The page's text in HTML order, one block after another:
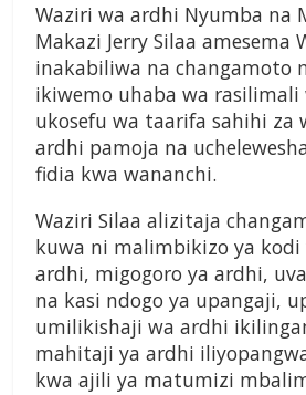
Waziri wa ardhi Nyumba na
Makazi Jerry Silaa amesema
inakabiliwa na changamoto
ikiwemo uhaba wa
ukosefu wa taarifa sahihi za
ardhi pamoja na
fidia kwa wananchi.
Waziri Silaa alizitaja
kuwa ni malimbikizo ya kodi
ardhi, migogoro ya ardhi,
na kasi ndogo ya upangaji,
umilikishaji wa ardhi
mahitaji ya ardhi
kwa ajili ya matumizi